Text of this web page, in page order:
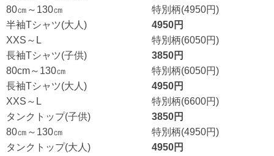
80㎝～130㎝
特別柄(4950円)
半袖Tシャツ(大人)
XXS～L
4950円
特別柄(6050円)
長袖Tシャツ(子供)
80cm～130㎝
3850円
特別柄(6050円)
長袖Tシャツ(大人)
XXS～L
4950円
特別柄(6600円)
タンクトップ(子供)
80㎝～130㎝
3850円
特別柄(4950円)
タンクトップ(大人)
4950円